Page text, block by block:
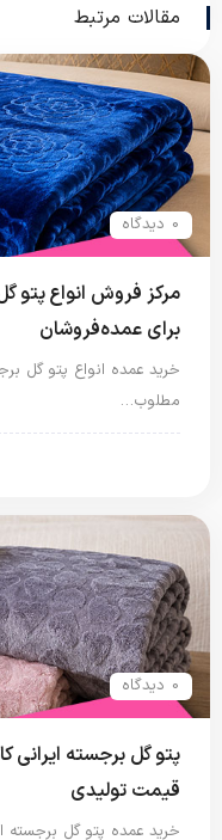
مقالات مرتبط
0 دیدگاه
مرکز فروش انواع پتو
برای عمده‌فروشان
خرید عمده انواع پتو گل
مطلوب…
0 دیدگاه
پتو گل برجسته ایرانی
قیمت تولیدی
خرید عمده پتو گل برجسته